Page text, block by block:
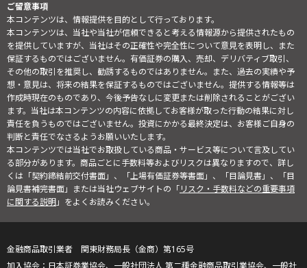
ご留意事項
本コンテンツは、情報提供を目的として行っております。
本コンテンツは、当社や当社が信頼できると考える情報源から提供されたもの
を提供していますが、当社はその正確性や完全性について意見を表明し、また
保証するものではございません。有価証券の購入、売却、デリバティブ取引、
その他の取引を推奨し、勧誘するものではありません。また、過去の実績や予
想・意見は、将来の結果を保証するものではございません。提供する情報等は
作成時現在のものであり、今後予告なしに変更または削除されることがござい
ます。当社は本コンテンツの内容に依拠してお客様が取った行動の結果に対し
責任を負うものではございません。投資にかかる最終決定は、お客様ご自身の
判断と責任でなさるようお願いいたします。
本コンテンツでは当社でお取扱している商品・サービス等について言及してい
る部分があります。商品ごとに手数料等およびリスクは異なりますので、詳し
くは「契約締結前交付書面」、「上場有価証券等書面」、「目論見書」、「目
論見書補完書面」または当社ウェブサイトの「リスク・手数料などの重要事項
に関する説明」をよくお読みください。
金融商品取引業者 関東財務局長（金商）第165号